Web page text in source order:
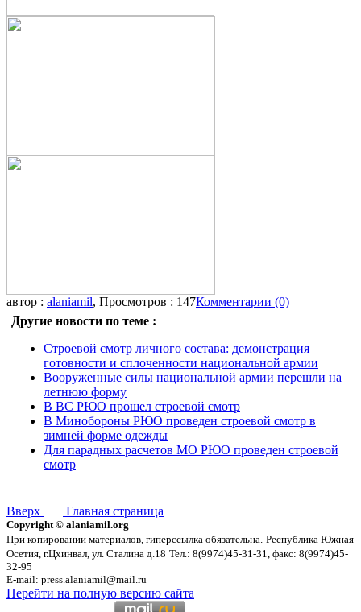
автор : alaniamil, Просмотров : 147Комментарии (0)
Другие новости по теме :
Строевой смотр личного состава: демонстрация
готовности и сплоченности национальной армии
Вооруженные силы национальной армии перешли на
летнюю форму
В ВС РЮО прошел строевой смотр
В Минобороны РЮО проведен строевой смотр в
зимней форме одежды
Для парадных расчетов МО РЮО проведен строевой
смотр
Вверх Главная страница
Copyright © alaniamil.org
При копировании материалов, гиперссылка обязательна. Республика Южная
Осетия, г.Цхинвал, ул. Сталина д.18 Тел.: 8(9974)45-31-31, факс: 8(9974)45-
32-95
E-mail: press.alaniamil@mail.ru
Перейти на полную версию сайта